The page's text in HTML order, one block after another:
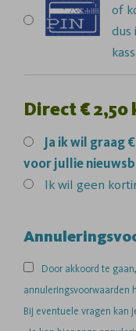
of
dus
Direct €
Ja ik wil graag
voor jullie
Ik wil geen
Door akkoord te
annuleringsvoorwaarden
Bij eventuele vragen kan